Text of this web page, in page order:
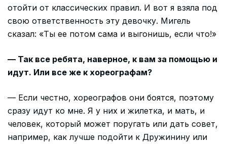
отойти от классических правил. И вот я взяла под
свою ответственность эту девочку. Мигель
сказал: «Ты ее потом сама и выгонишь, если что!»
— Так все ребята, наверное, к вам за помощью и
идут. Или все же к хореографам?
— Если честно, хореографов они боятся, поэтому
сразу идут ко мне. Я у них и жилетка, и мать, и
человек, который может поругать или дать совет,
например, как лучше подойти к Дружинину или